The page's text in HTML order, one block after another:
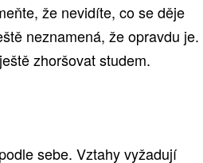
že nevidíte, co se děje
neznamená, že opravdu je.
zhoršovat studem.
sebe. Vztahy vyžadují